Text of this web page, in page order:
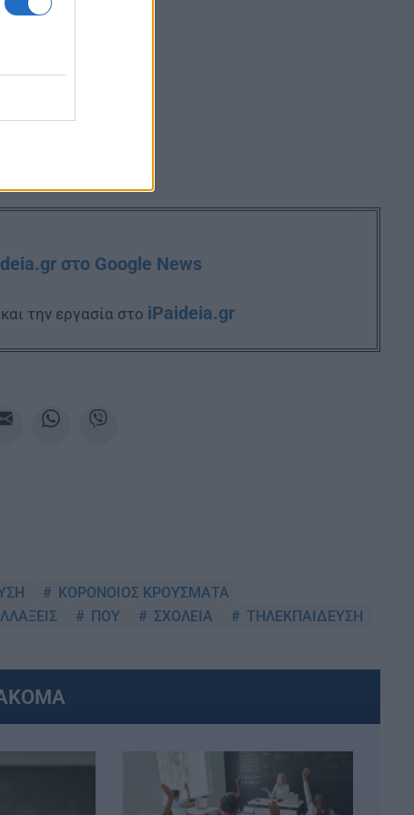
στο Google News
την εργασία στο iPaideia.gr
ΚΟΡΟΝΟΙΟΣ ΚΡΟΥΣΜΑΤΑ
ΠΟΥ ΣΧΟΛΕΙΑ ΤΗΛΕΚΠΑΙΔΕΥΣΗ